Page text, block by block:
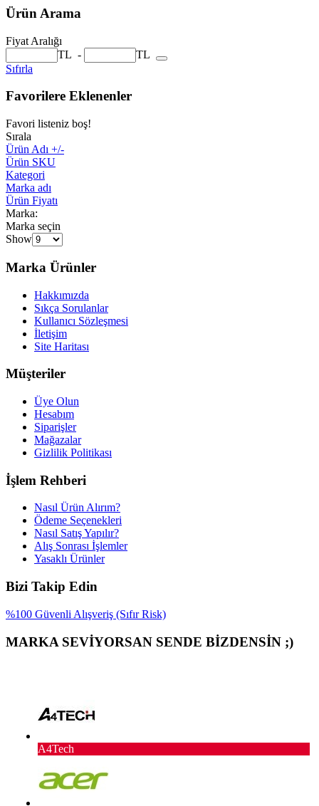
Ürün Arama
Fiyat Aralığı
TL -
TL
Sıfırla
Favorilere Eklenenler
Favori listeniz boş!
Sırala
Ürün Adı +/-
Ürün SKU
Kategori
Marka adı
Ürün Fiyatı
Marka:
Marka seçin
Show
Marka Ürünler
Hakkımızda
Sıkça Sorulanlar
Kullanıcı Sözleşmesi
İletişim
Site Haritası
Müşteriler
Üye Olun
Hesabım
Siparişler
Mağazalar
Gizlilik Politikası
İşlem Rehberi
Nasıl Ürün Alırım?
Ödeme Seçenekleri
Nasıl Satış Yapılır?
Alış Sonrası İşlemler
Yasaklı Ürünler
Bizi Takip Edin
%100 Güvenli Alışveriş (Sıfır Risk)
MARKA SEVİYORSAN SENDE BİZDENSİN ;)
A4Tech